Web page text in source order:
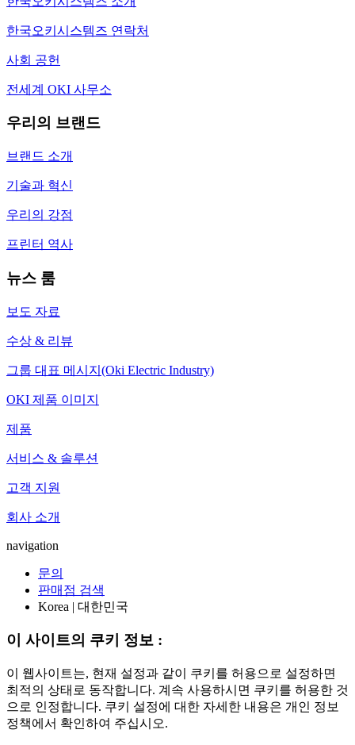
한국오키시스템즈 연락처
사회 공헌
전세계 OKI 사무소
우리의 브랜드
브랜드 소개
기술과 혁신
우리의 강점
프린터 역사
뉴스 룸
보도 자료
수상 & 리뷰
그룹 대표 메시지(Oki Electric Industry)
OKI 제품 이미지
제품
서비스 & 솔루션
고객 지원
회사 소개
navigation
문의
판매점 검색
Korea | 대한민국
이 사이트의 쿠키 정보 :
이 웹사이트는, 현재 설정과 같이 쿠키를 허용으로 설정하면
최적의 상태로 동작합니다. 계속 사용하시면 쿠키를 허용한 것
으로 인정합니다. 쿠키 설정에 대한 자세한 내용은 개인 정보
정책에서 확인하여 주십시오.